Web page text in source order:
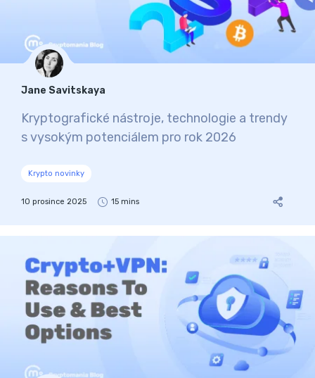
Jane Savitskaya
Kryptografické nástroje, technologie a trendy
s vysokým potenciálem pro rok 2026
Krypto novinky
10 prosince 2025 15 mins